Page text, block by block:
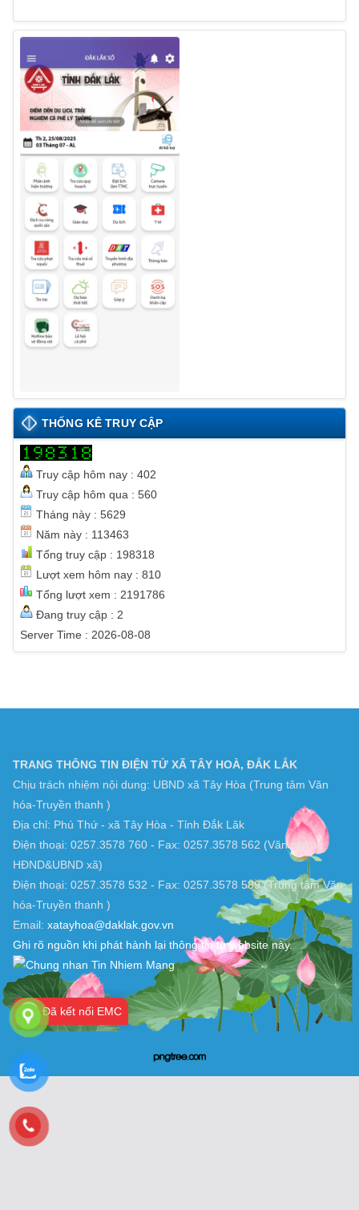
THỐNG KÊ TRUY CẬP
Truy cập hôm nay : 402
Truy cập hôm qua : 560
Năm này : 113463
Tổng truy cập : 198318
TRANG THÔNG TIN ĐIỆN TỬ XÃ TÂY HOÀ, ĐẮK LẮK
Chịu trách nhiệm nội dung: UBND xã Tây Hòa (Trung tâm Văn
hóa-Truyền thanh )
Điện thoại: 0257.3578 760 - Fax: 0257.3578 562 (Văn phòng
HĐND&UBND xã)
Điện thoại: 0257.3578 532 - Fax: 0257.3578 589 (Trung tâm Văn
hóa-Truyền thanh )
Email:xatayhoa@daklak.gov.vn
Ghi rõ nguồn khi phát hành lại thông tin từ website này.
Đã kết nối EMC